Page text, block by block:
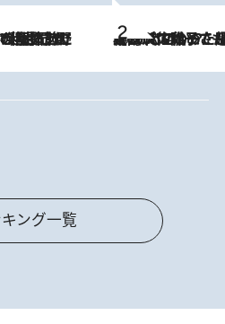
2026.8.5
【阿川佐和子さんの年とる力】なぜ70代で始めた趣味は“こんなに楽しい”のか？ ピアノ、俳句…スランプに陥っても続けられる“ある秘訣”とは
ング一覧